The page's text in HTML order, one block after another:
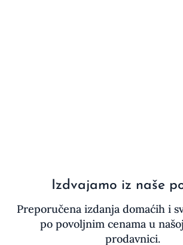
Izdvajamo iz naše
Preporučena izdanja domaćih i
po povoljnim cenama u
prodavnici.